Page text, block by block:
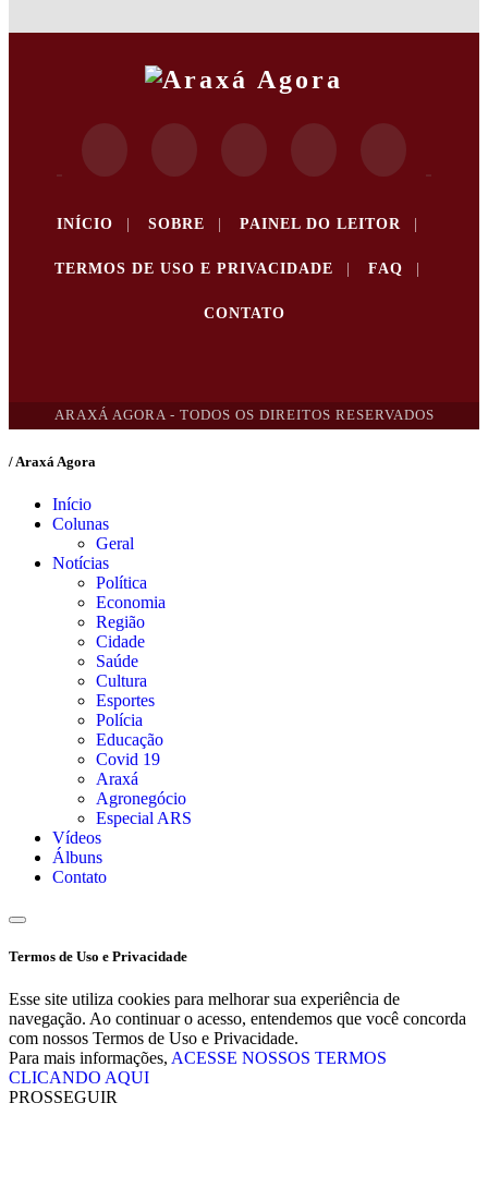
INÍCIO | SOBRE | PAINEL DO LEITOR |
TERMOS DE USO E PRIVACIDADE | FAQ |
CONTATO
ARAXÁ AGORA - TODOS OS DIREITOS RESERVADOS
/ Araxá Agora
Início
Colunas
Geral
Notícias
Política
Economia
Região
Cidade
Saúde
Cultura
Esportes
Polícia
Educação
Covid 19
Araxá
Agronegócio
Especial ARS
Vídeos
Álbuns
Contato
Termos de Uso e Privacidade
Esse site utiliza cookies para melhorar sua experiência de
navegação. Ao continuar o acesso, entendemos que você concorda
com nossos Termos de Uso e Privacidade.
Para mais informações, ACESSE NOSSOS TERMOS
CLICANDO AQUI
PROSSEGUIR